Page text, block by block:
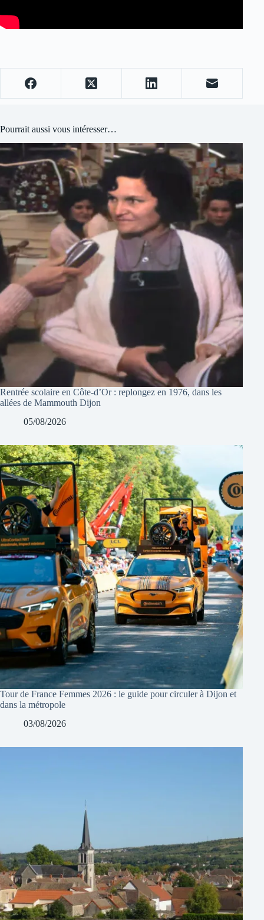
Pourrait aussi vous intéresser…
Rentrée scolaire en Côte-d’Or : replongez en 1976, dans les
allées de Mammouth Dijon
05/08/2026
Tour de France Femmes 2026 : le guide pour circuler à Dijon et
dans la métropole
03/08/2026